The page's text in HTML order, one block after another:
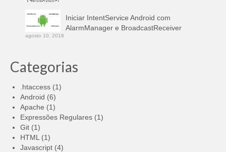
Iniciar IntentService Android com
AlarmManager e BroadcastReceiver
agosto 10, 2018
Categorias
.htaccess (1)
Android (6)
Apache (1)
Expressões Regulares (1)
Git (1)
HTML (1)
Javascript (4)